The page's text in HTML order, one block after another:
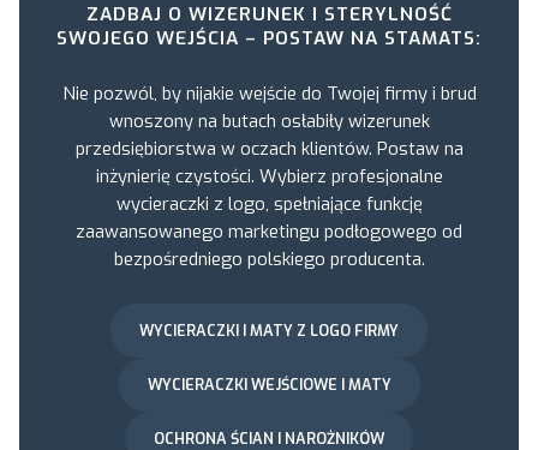
ZADBAJ O WIZERUNEK I STERYLNOŚĆ
SWOJEGO WEJŚCIA – POSTAW NA STAMATS:
Nie pozwól, by nijakie wejście do Twojej firmy i brud
wnoszony na butach osłabiły wizerunek
przedsiębiorstwa w oczach klientów. Postaw na
inżynierię czystości. Wybierz profesjonalne
wycieraczki z logo, spełniające funkcję
zaawansowanego marketingu podłogowego od
bezpośredniego polskiego producenta.
WYCIERACZKI I MATY Z LOGO FIRMY
WYCIERACZKI WEJŚCIOWE I MATY
OCHRONA ŚCIAN I NAROŻNIKÓW